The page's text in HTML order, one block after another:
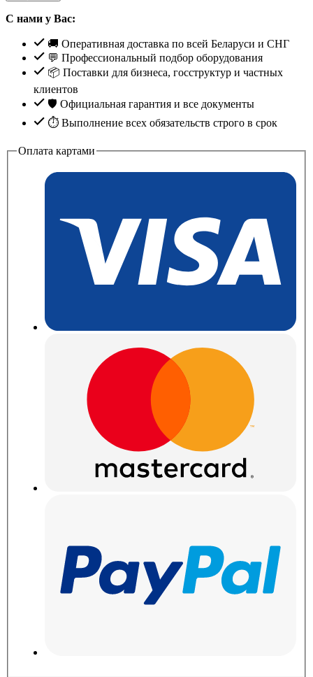
С нами у Вас:
🚚 Оперативная доставка по всей Беларуси и СНГ
💬 Профессиональный подбор оборудования
📦 Поставки для бизнеса, госструктур и частных
клиентов
🛡️ Официальная гарантия и все документы
⏱ Выполнение всех обязательств строго в срок
Оплата картами